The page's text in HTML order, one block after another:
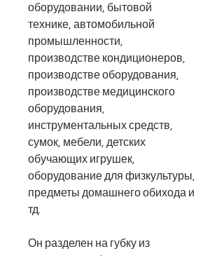
оборудовании, бытовой
технике, автомобильной
промышленности,
производстве кондиционеров,
производстве оборудования,
производстве медицинского
оборудования,
инструментальных средств,
сумок, мебели, детских
обучающих игрушек,
оборудование для физкультуры,
предметы домашнего обихода и
тд.
Он разделен на губку из